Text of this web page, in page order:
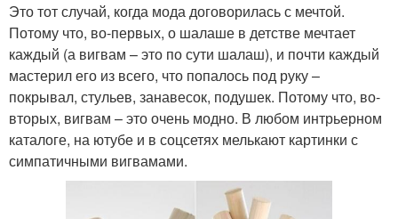
Это тот случай, когда мода договорилась с мечтой.
Потому что, во-первых, о шалаше в детстве мечтает
каждый (а вигвам – это по сути шалаш), и почти каждый
мастерил его из всего, что попалось под руку –
покрывал, стульев, занавесок, подушек. Потому что, во-
вторых, вигвам – это очень модно. В любом интрьерном
каталоге, на ютубе и в соцсетях мелькают картинки с
симпатичными вигвамами.